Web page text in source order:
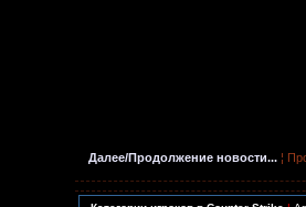
Далее/Продолжение новости... ¦